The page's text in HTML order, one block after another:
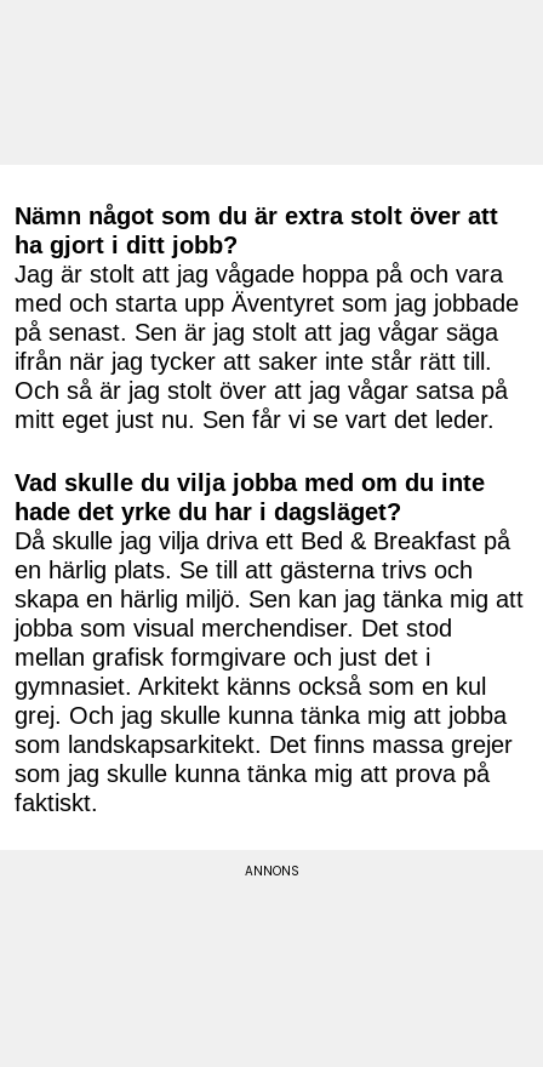
Nämn något som du är extra stolt över att
ha gjort i ditt jobb?
Jag är stolt att jag vågade hoppa på och vara
med och starta upp Äventyret som jag jobbade
på senast. Sen är jag stolt att jag vågar säga
ifrån när jag tycker att saker inte står rätt till.
Och så är jag stolt över att jag vågar satsa på
mitt eget just nu. Sen får vi se vart det leder.
Vad skulle du vilja jobba med om du inte
hade det yrke du har i dagsläget?
Då skulle jag vilja driva ett Bed & Breakfast på
en härlig plats. Se till att gästerna trivs och
skapa en härlig miljö. Sen kan jag tänka mig att
jobba som visual merchendiser. Det stod
mellan grafisk formgivare och just det i
gymnasiet. Arkitekt känns också som en kul
grej. Och jag skulle kunna tänka mig att jobba
som landskapsarkitekt. Det finns massa grejer
som jag skulle kunna tänka mig att prova på
faktiskt.